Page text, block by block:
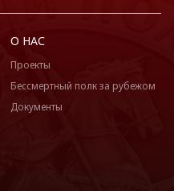
О НАС
Проекты
Бессмертный полк за рубежом
Документы